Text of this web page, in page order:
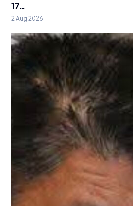
17…
2 Aug 2026